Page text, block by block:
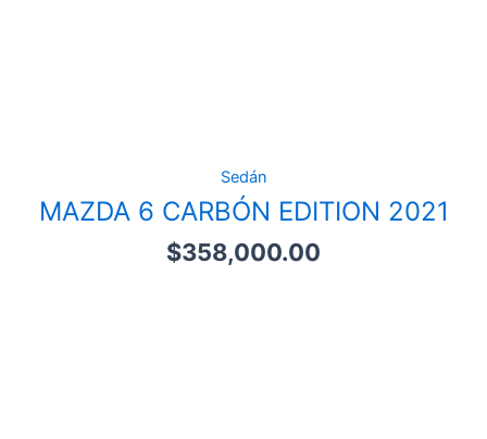
Sedán
MAZDA 6 CARBÓN EDITION 2021
$358,000.00